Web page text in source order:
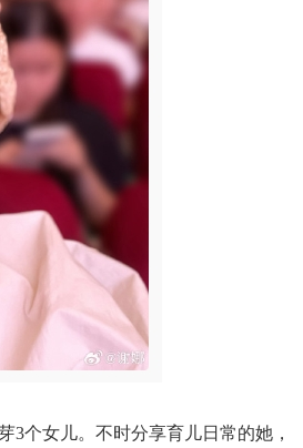
个女儿。不时分享育儿日常的她，